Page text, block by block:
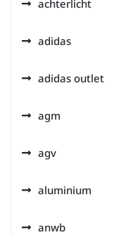
achterlicht
adidas
adidas outlet
agm
agv
aluminium
anwb